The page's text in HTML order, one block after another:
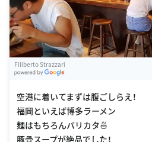
Filiberto Strazzari
空港に着いてまずは腹ごしらえ！
福岡といえば博多ラーメン
麺はもちろんバリカタ🍜
豚骨スープが絶品でした！